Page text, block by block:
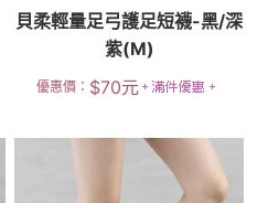
貝柔輕量足弓護足短襪-黑/深
紫(M)
優惠價： $70元